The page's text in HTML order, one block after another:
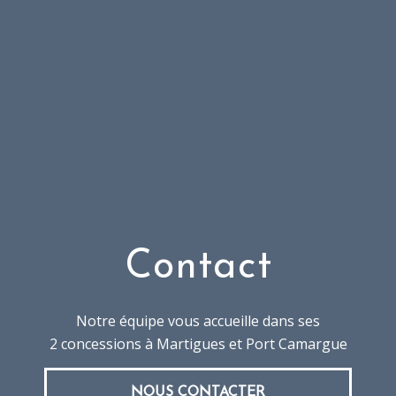
Contact
Notre équipe vous accueille dans ses
2 concessions à Martigues et Port Camargue
NOUS CONTACTER